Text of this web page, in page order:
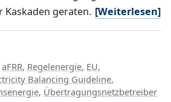
Kaskaden geraten. [Weiterlesen]
aFRR, Regelenergie, EU,
Balancing Guideline,
, Übertragungsnetzbetreiber